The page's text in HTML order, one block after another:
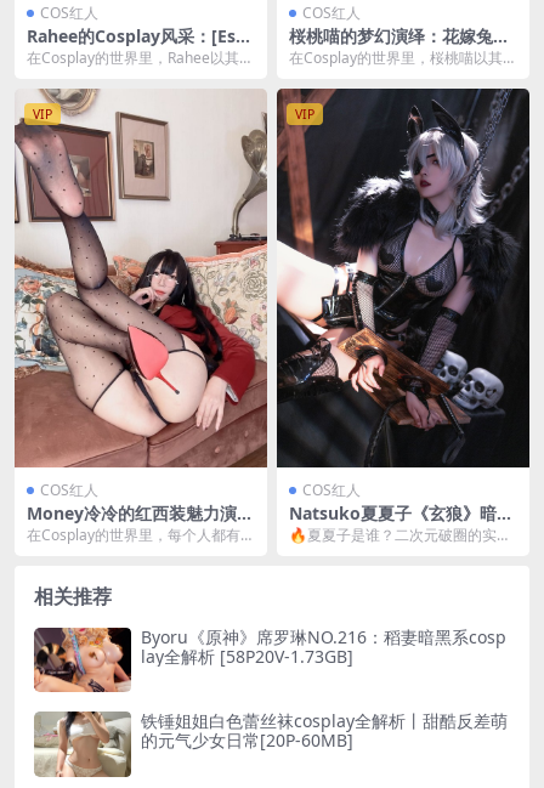
COS红人
Rahee的Cosplay风采：[Esp
acia Korea] EHC_#052 [49P-
166MB]
在Cosplay的世界里，Rahee以其独
了众多粉...
COS红人
桜桃喵的梦幻演绎：花嫁兔的
甜蜜告白 [54P2V-2.20GB]
在Cosplay的世界里，桜桃喵以其独
了众多粉丝心...
VIP
COS红人
Money冷冷的红西装魅力演绎
[78P2V-3GB]
在Cosplay的世界里，每个人都有机
VIP
COS红人
Natsuko夏夏子《玄狼》暗黑
古风cos全解析：狼妖角色塑
造与81P高清图包 [81P-584M
🔥夏夏子是谁？二次元破圈的实力
相关推荐
Byoru《原神》席罗琳NO.216：稻妻暗黑系cosp
lay全解析 [58P20V-1.73GB]
铁锤姐姐白色蕾丝袜cosplay全解析丨甜酷反差萌
的元气少女日常[20P-60MB]